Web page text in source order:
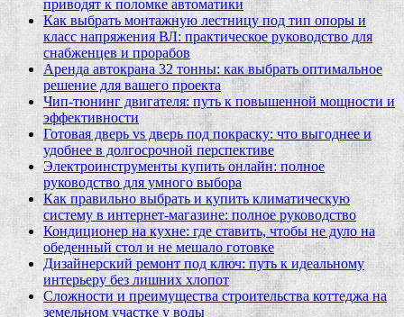
приводят к поломке автоматики
Как выбрать монтажную лестницу под тип опоры и
класс напряжения ВЛ: практическое руководство для
снабженцев и прорабов
Аренда автокрана 32 тонны: как выбрать оптимальное
решение для вашего проекта
Чип‑тюнинг двигателя: путь к повышенной мощности и
эффективности
Готовая дверь vs дверь под покраску: что выгоднее и
удобнее в долгосрочной перспективе
Электроинструменты купить онлайн: полное
руководство для умного выбора
Как правильно выбрать и купить климатическую
систему в интернет‑магазине: полное руководство
Кондиционер на кухне: где ставить, чтобы не дуло на
обеденный стол и не мешало готовке
Дизайнерский ремонт под ключ: путь к идеальному
интерьеру без лишних хлопот
Сложности и преимущества строительства коттеджа на
земельном участке у воды